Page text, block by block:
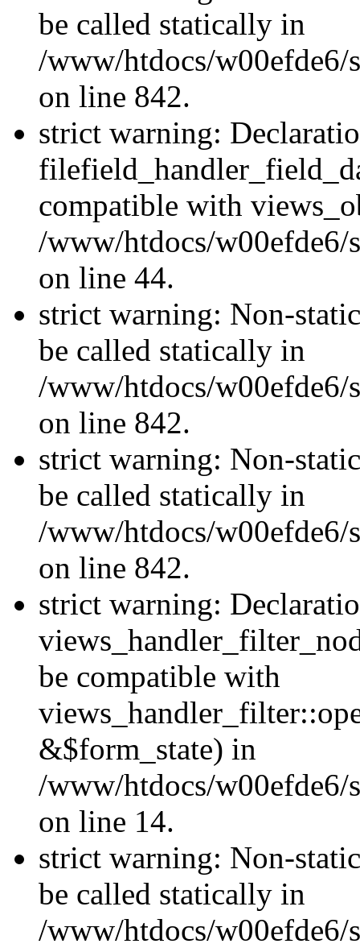
be called statically in
/www/htdocs/w00efde6/
on line 842.
strict warning:
compatible with
/www/htdocs/
on line 44.
strict warning: Non-
be called statically in
/www/htdocs/w00efde6/
on line 842.
strict warning: Non-
be called statically in
/www/htdocs/w00efde6/
on line 842.
strict warning:
be compatible with
&$form_state) in
/www/htdocs/w00efde6/
on line 14.
strict warning: Non-
be called statically in
/www/htdocs/w00efde6/